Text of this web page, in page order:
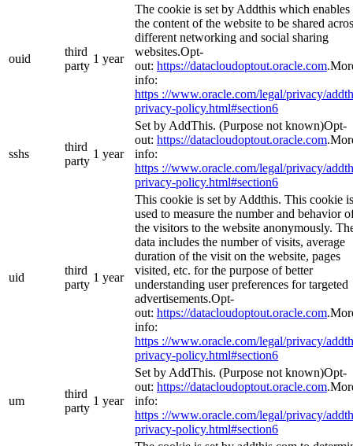
ouid
third
party
1 year
The cookie is set by Addthis which enables
the content of the website to be shared
different networking and social sharing
websites.Opt-
out: https://datacloudoptout.oracle.com
info:
https ://www.oracle.com/legal/privacy/
privacy-policy.html#section6
sshs
third
party
1 year
Set by AddThis. (Purpose not known)Opt-
out: https://datacloudoptout.oracle.com
info:
https ://www.oracle.com/legal/privacy/
privacy-policy.html#section6
uid
third
party
1 year
This cookie is set by Addthis. This cookie is
used to measure the number and behavior
the visitors to the website anonymously.
data includes the number of visits, average
duration of the visit on the website, pages
visited, etc. for the purpose of better
understanding user preferences for targeted
advertisements.Opt-
out: https://datacloudoptout.oracle.com
info:
https ://www.oracle.com/legal/privacy/
privacy-policy.html#section6
um
third
party
1 year
Set by AddThis. (Purpose not known)Opt-
out: https://datacloudoptout.oracle.com
info:
https ://www.oracle.com/legal/privacy/
privacy-policy.html#section6